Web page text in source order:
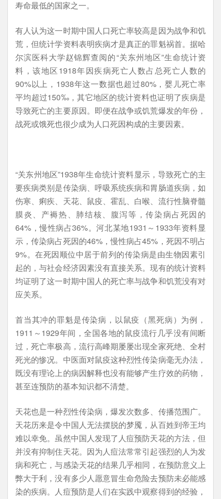
寿命最低的国家之一。
有人认为这一时期中国人口死亡率较高是因为战争和饥
荒，但统计学资料表明疾病才是真正的罪魁祸首。据哈
尔滨医科大学赵锦辉查阅的“关东州地区”生命统计资
料，该地区1918年因疾病死亡人数占总死亡人数的
90%以上，1938年这一数据也超过80%，婴儿死亡率
平均超过150‰，其它地区的统计资料也证明了疾病是
导致死亡的主要原因。即便在战争或饥荒爆发的年份，
战死或饿死也很少成为人口死因构成的主要因素。
“关东州地区”1938年生命统计资料显示，导致死亡的主
要疾病类别是传染病、呼吸系统疾病和胃肠道疾病，如
伤寒、痢疾、天花、鼠疫、霍乱、白喉、流行性脑脊髓
膜炎、产褥热、肺结核、腹泻等，传染病占死因的
64%，慢性病占36%。河北某地1931～1933年资料显
示，传染病占死因的46%，慢性病占45%，死因不明占
9%。在死因顺位中居于前列的传染病是由生物因素引
起的，与社会经济因素没有直接关系。现有的统计资料
均证明了这一时期中国人的死亡率与战争和饥荒没有对
应关系。
首当其冲的罪魁是传染病，以鼠疫（黑死病）为例，
1911～1929年间，全国各地的鼠疫流行几乎没有间断
过，死亡率极高，流行高峰期屡屡出现全家死绝、全村
死光的惨况。中医面对鼠疫这种烈性传染病毫无办法，
既没有理论上的病因解释也没有能够产生疗效的药物，
甚至连预防的基本知识都不清楚。
天花也是一种烈性传染病，爆发次数多、传播范围广。
天花历来是令中国人无法摆脱的梦魇，从百姓到帝王均
难以幸免。虽然中国人发现了人痘预防天花的方法，但
并没有抑制住天花。因为人痘法常常引起强烈的人为发
病和死亡，与感染天花的结果几乎相同，在预防意义上
弊大于利，没有多少人愿意冒生命危险去预防未必能感
染的疾病。人痘预防是人们在实践中观察得到的经验，